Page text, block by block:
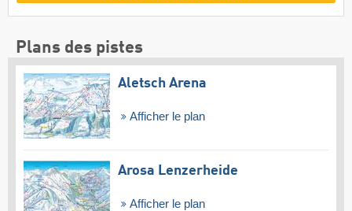
Plans des pistes
Aletsch Arena
Afficher le plan
Arosa Lenzerheide
Afficher le plan